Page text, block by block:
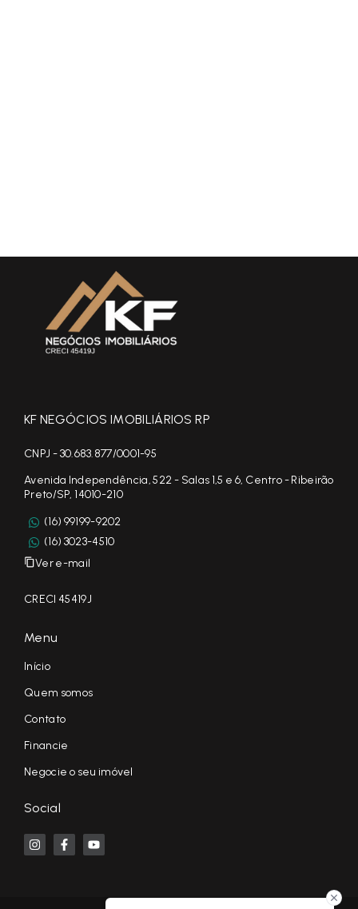
KF NEGÓCIOS IMOBILIÁRIOS RP
CNPJ - 30.683.877/0001-95
Avenida Independência, 522 - Salas 1,5 e 6, Centro - Ribeirão
Preto/SP, 14010-210
(16) 99199-9202
(16) 3023-4510
Ver e-mail
CRECI 45419J
Menu
Início
Quem somos
Contato
Financie
Negocie o seu imóvel
Social